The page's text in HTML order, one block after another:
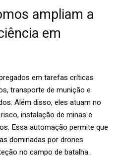
ampliam a
em
em tarefas críticas
transporte de munição e
Além disso, eles atuam no
instalação de minas e
Essa automação permite que
dominadas por drones
no campo de batalha.